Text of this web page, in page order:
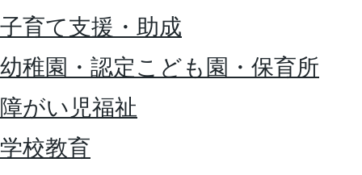
子育て支援・助成
幼稚園・認定こども園・保育所
障がい児福祉
学校教育